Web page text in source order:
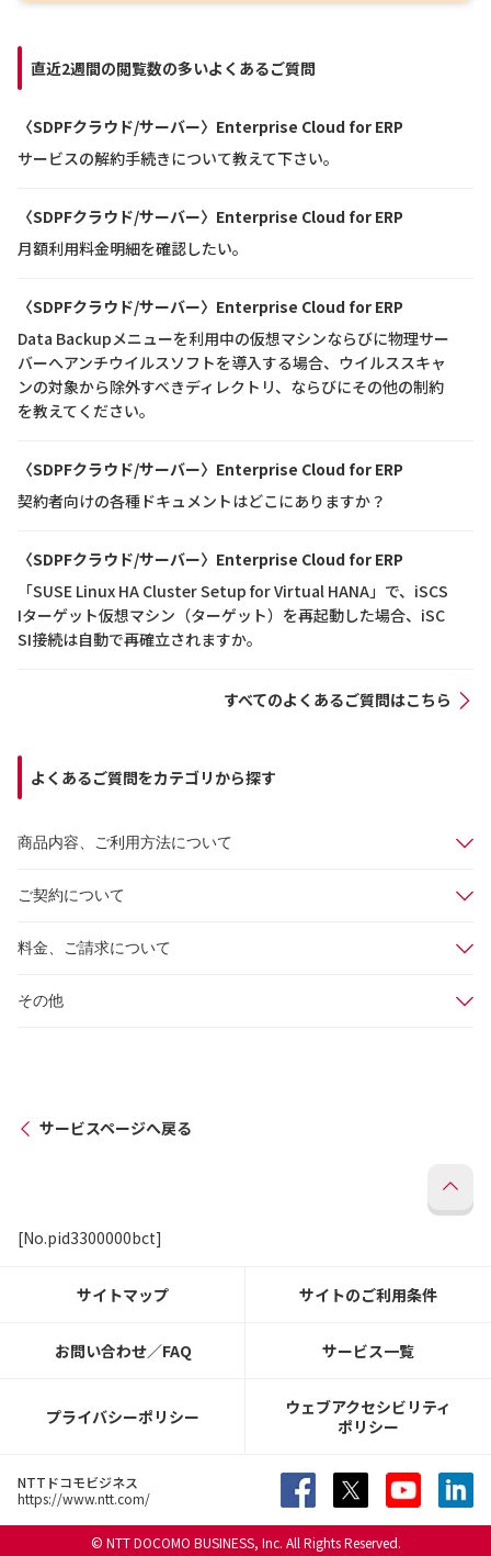
直近2週間の閲覧数の多いよくあるご質問
〈SDPFクラウド/サーバー〉Enterprise Cloud for ERP
サービスの解約手続きについて教えて下さい。
〈SDPFクラウド/サーバー〉Enterprise Cloud for ERP
月額利用料金明細を確認したい。
〈SDPFクラウド/サーバー〉Enterprise Cloud for ERP
Data Backupメニューを利用中の仮想マシンならびに物理サー
バーへアンチウイルスソフトを導入する場合、ウイルススキャ
ンの対象から除外すべきディレクトリ、ならびにその他の制約
を教えてください。
〈SDPFクラウド/サーバー〉Enterprise Cloud for ERP
契約者向けの各種ドキュメントはどこにありますか？
〈SDPFクラウド/サーバー〉Enterprise Cloud for ERP
「SUSE Linux HA Cluster Setup for Virtual HANA」で、iSCS
Iターゲット仮想マシン（ターゲット）を再起動した場合、iSC
SI接続は自動で再確立されますか。
すべてのよくあるご質問はこちら
よくあるご質問をカテゴリから探す
商品内容、ご利用方法について
ご契約について
料金、ご請求について
その他
サービスページへ戻る
[No.pid3300000bct]
サイトマップ サイトのご利用条件
お問い合わせ／FAQ サービス一覧
プライバシーポリシー
ウェブアクセシビリティ
ポリシー
NTTドコモビジネス
https://www.ntt.com/
© NTT DOCOMO BUSINESS, Inc. All Rights Reserved.